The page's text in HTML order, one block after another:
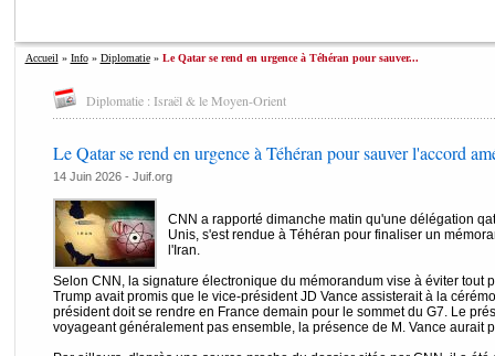
Accueil » Info» Diplomatie» Le Qatar se rend en urgence à Téhéran pour sauver...
Diplomatie : Israël & le Moyen-Orient
Le Qatar se rend en urgence à Téhéran pour sauver l'accord
14 Juin 2026 - Juif.org
CNN a rapporté dimanche matin qu'une délégation
Unis, s'est rendue à Téhéran pour finaliser un
l'Iran.
Selon CNN, la signature électronique du mémorandum vise à éviter tout
Trump avait promis que le vice-président JD Vance assisterait à la
président doit se rendre en France demain pour le sommet du G7. Le
voyageant généralement pas ensemble, la présence de M. Vance aurait